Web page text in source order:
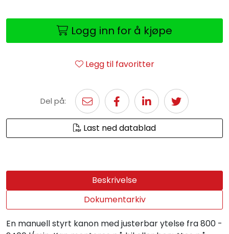
Logg inn for å kjøpe
Legg til favoritter
Del på:
Last ned datablad
Beskrivelse
Dokumentarkiv
En manuell styrt kanon med justerbar ytelse fra 800 -